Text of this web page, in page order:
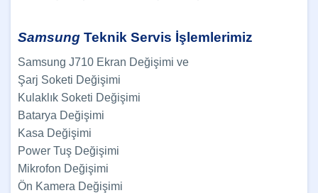
Samsung Teknik Servis İşlemlerimiz
Samsung J710 Ekran Değişimi ve
Şarj Soketi Değişimi
Kulaklık Soketi Değişimi
Batarya Değişimi
Kasa Değişimi
Power Tuş Değişimi
Mikrofon Değişimi
Ön Kamera Değişimi